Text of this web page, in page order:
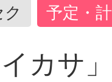
予定・
カサ